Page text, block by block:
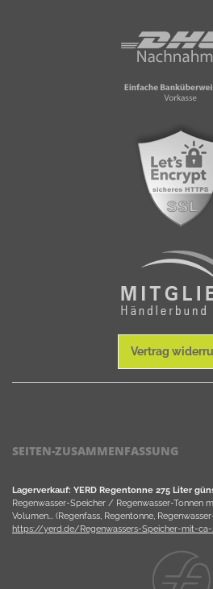
Vertrag
SEITEN-ZUSAMMENFASSUNG
Lagerverkauf: YERD Regentonne 275 Liter
Regenwasser-Speicher / Regenwasser-Tonnen
Volumen... (Regenfass, Regentonne,
https://yerd.de/Regenwassers-Speicher-mit-